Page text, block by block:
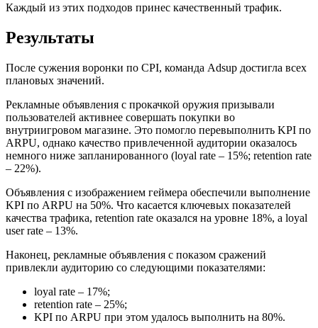
Каждый из этих подходов принес качественный трафик.
Результаты
После сужения воронки по CPI, команда Adsup достигла всех
плановых значений.
Рекламные объявления с прокачкой оружия призывали
пользователей активнее совершать покупки во
внутриигровом магазине. Это помогло перевыполнить KPI по
ARPU, однако качество привлеченной аудитории оказалось
немного ниже запланированного (loyal rate – 15%; retention rate
– 22%).
Объявления с изображением геймера обеспечили выполнение
KPI по ARPU на 50%. Что касается ключевых показателей
качества трафика, retention rate оказался на уровне 18%, а loyal
user rate – 13%.
Наконец, рекламные объявления с показом сражений
привлекли аудиторию со следующими показателями:
loyal rate – 17%;
retention rate – 25%;
KPI по ARPU при этом удалось выполнить на 80%.